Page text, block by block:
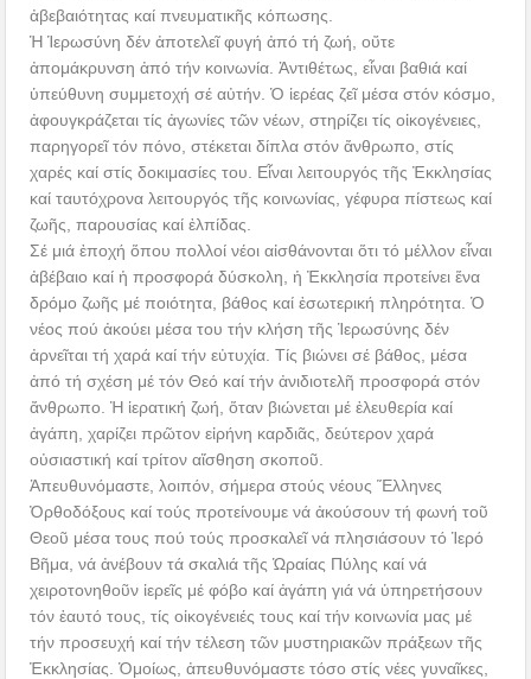
ἀβεβαιότητας καί πνευματικῆς κόπωσης.
Ἡ Ἱερωσύνη δέν ἀποτελεῖ φυγή ἀπό τή ζωή, οὔτε
ἀπομάκρυνση ἀπό τήν κοινωνία. Ἀντιθέτως, εἶναι βαθιά καί
ὑπεύθυνη συμμετοχή σέ αὐτήν. Ὁ ἱερέας ζεῖ μέσα στόν κόσμο,
ἀφουγκράζεται τίς ἀγωνίες τῶν νέων, στηρίζει τίς οἰκογένειες,
παρηγορεῖ τόν πόνο, στέκεται δίπλα στόν ἄνθρωπο, στίς
χαρές καί στίς δοκιμασίες του. Εἶναι λειτουργός τῆς Ἐκκλησίας
καί ταυτόχρονα λειτουργός τῆς κοινωνίας, γέφυρα πίστεως καί
ζωῆς, παρουσίας καί ἐλπίδας.
Σέ μιά ἐποχή ὅπου πολλοί νέοι αἰσθάνονται ὅτι τό μέλλον εἶναι
ἀβέβαιο καί ἡ προσφορά δύσκολη, ἡ Ἐκκλησία προτείνει ἕνα
δρόμο ζωῆς μέ ποιότητα, βάθος καί ἐσωτερική πληρότητα. Ὁ
νέος πού ἀκούει μέσα του τήν κλήση τῆς Ἱερωσύνης δέν
ἀρνεῖται τή χαρά καί τήν εὐτυχία. Τίς βιώνει σέ βάθος, μέσα
ἀπό τή σχέση μέ τόν Θεό καί τήν ἀνιδιοτελῆ προσφορά στόν
ἄνθρωπο. Ἡ ἱερατική ζωή, ὅταν βιώνεται μέ ἐλευθερία καί
ἀγάπη, χαρίζει πρῶτον εἰρήνη καρδιᾶς, δεύτερον χαρά
οὐσιαστική καί τρίτον αἴσθηση σκοποῦ.
Ἀπευθυνόμαστε, λοιπόν, σήμερα στούς νέους Ἕλληνες
Ὀρθοδόξους καί τούς προτείνουμε νά ἀκούσουν τή φωνή τοῦ
Θεοῦ μέσα τους πού τούς προσκαλεῖ νά πλησιάσουν τό Ἱερό
Βῆμα, νά ἀνέβουν τά σκαλιά τῆς Ὡραίας Πύλης καί νά
χειροτονηθοῦν ἱερεῖς μέ φόβο καί ἀγάπη γιά νά ὑπηρετήσουν
τόν ἑαυτό τους, τίς οἰκογένειές τους καί τήν κοινωνία μας μέ
τήν προσευχή καί τήν τέλεση τῶν μυστηριακῶν πράξεων τῆς
Ἐκκλησίας. Ὁμοίως, ἀπευθυνόμαστε τόσο στίς νέες γυναῖκες,